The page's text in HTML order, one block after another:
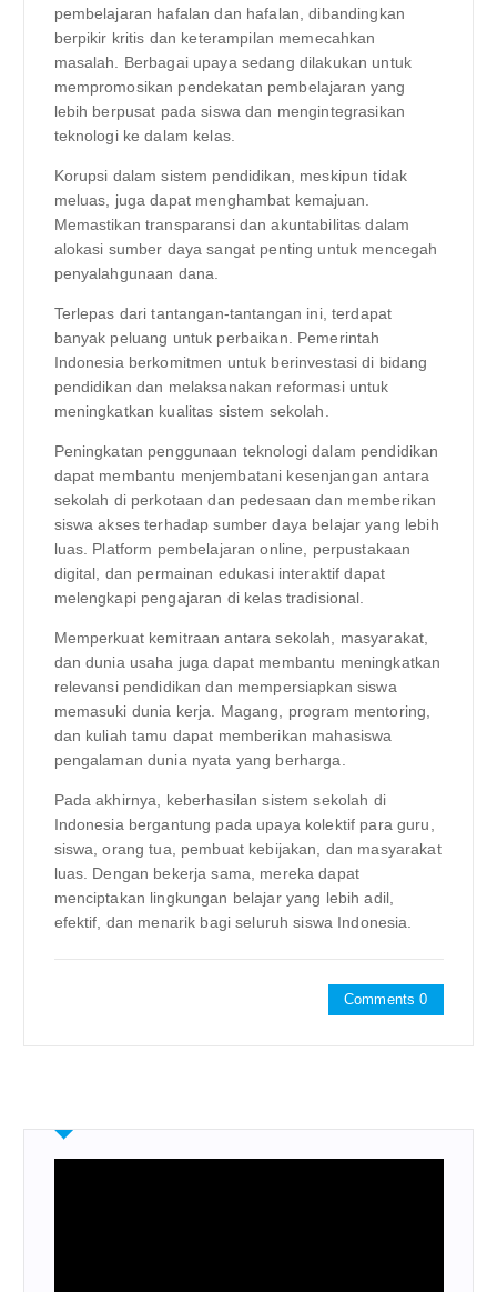
pembelajaran hafalan dan hafalan, dibandingkan
berpikir kritis dan keterampilan memecahkan
masalah. Berbagai upaya sedang dilakukan untuk
mempromosikan pendekatan pembelajaran yang
lebih berpusat pada siswa dan mengintegrasikan
teknologi ke dalam kelas.
Korupsi dalam sistem pendidikan, meskipun tidak
meluas, juga dapat menghambat kemajuan.
Memastikan transparansi dan akuntabilitas dalam
alokasi sumber daya sangat penting untuk mencegah
penyalahgunaan dana.
Terlepas dari tantangan-tantangan ini, terdapat
banyak peluang untuk perbaikan. Pemerintah
Indonesia berkomitmen untuk berinvestasi di bidang
pendidikan dan melaksanakan reformasi untuk
meningkatkan kualitas sistem sekolah.
Peningkatan penggunaan teknologi dalam pendidikan
dapat membantu menjembatani kesenjangan antara
sekolah di perkotaan dan pedesaan dan memberikan
siswa akses terhadap sumber daya belajar yang lebih
luas. Platform pembelajaran online, perpustakaan
digital, dan permainan edukasi interaktif dapat
melengkapi pengajaran di kelas tradisional.
Memperkuat kemitraan antara sekolah, masyarakat,
dan dunia usaha juga dapat membantu meningkatkan
relevansi pendidikan dan mempersiapkan siswa
memasuki dunia kerja. Magang, program mentoring,
dan kuliah tamu dapat memberikan mahasiswa
pengalaman dunia nyata yang berharga.
Pada akhirnya, keberhasilan sistem sekolah di
Indonesia bergantung pada upaya kolektif para guru,
siswa, orang tua, pembuat kebijakan, dan masyarakat
luas. Dengan bekerja sama, mereka dapat
menciptakan lingkungan belajar yang lebih adil,
efektif, dan menarik bagi seluruh siswa Indonesia.
Comments 0